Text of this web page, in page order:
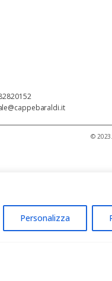
Personalizza
©